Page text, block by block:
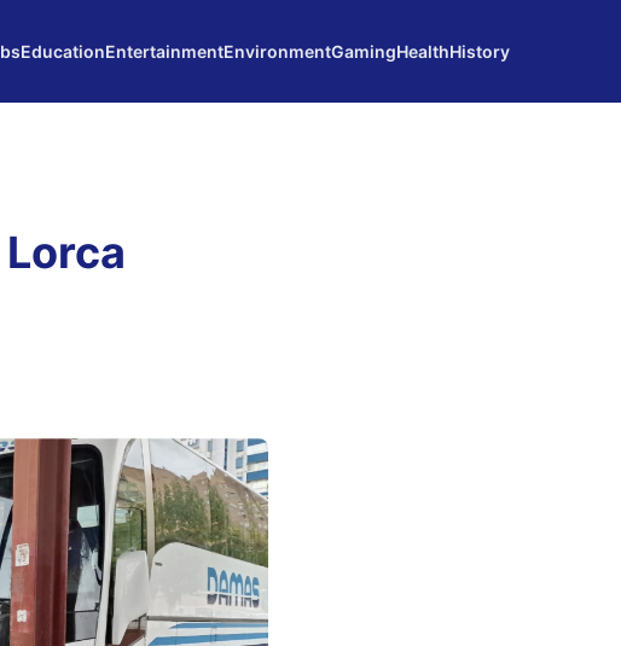
EducationEntertainmentEnvironmentGamingHealthHistory